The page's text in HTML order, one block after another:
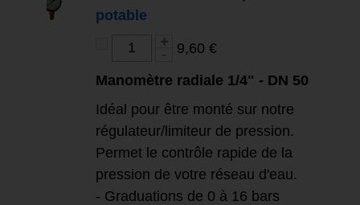
potable
9,60 €
Manomètre radiale 1/4" - DN 50
Idéal pour être monté sur notre
régulateur/limiteur de pression.
Permet le contrôle rapide de la
pression de votre réseau d'eau.
- Graduations de 0 à 16 bars